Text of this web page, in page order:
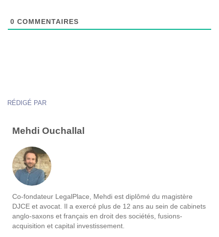
0 COMMENTAIRES
RÉDIGÉ PAR
Mehdi Ouchallal
Co-fondateur LegalPlace, Mehdi est diplômé du magistère
DJCE et avocat. Il a exercé plus de 12 ans au sein de cabinets
anglo-saxons et français en droit des sociétés, fusions-
acquisition et capital investissement.